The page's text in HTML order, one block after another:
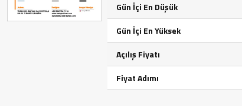
Gün İçi En Düşük
Gün İçi En Yüksek
Açılış Fiyatı
Fiyat Adımı